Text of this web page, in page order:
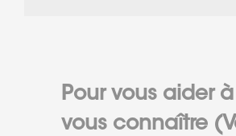
Pour vous aider
vous connaître